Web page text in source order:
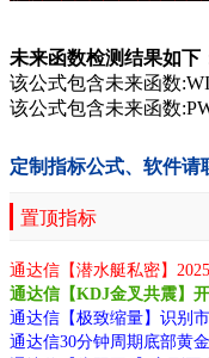
未来函数检测结果如下
该公式包含未来函数
该公式包含未来函数
定制指标公式、软件请
置顶指标
通达信【KDJ金叉共震】
通达信【极致缩量】识别
通达信30分钟周期底部黄